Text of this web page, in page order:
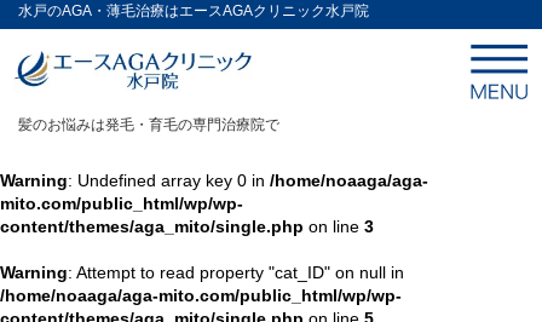
水戸のAGA・薄毛治療はエースAGAクリニック水戸院
髪のお悩みは発毛・育毛の専門治療院で
Warning: Undefined array key 0 in /home/noaaga/aga-
mito.com/public_html/wp/wp-
content/themes/aga_mito/single.php on line 3
Warning: Attempt to read property "cat_ID" on null in
/home/noaaga/aga-mito.com/public_html/wp/wp-